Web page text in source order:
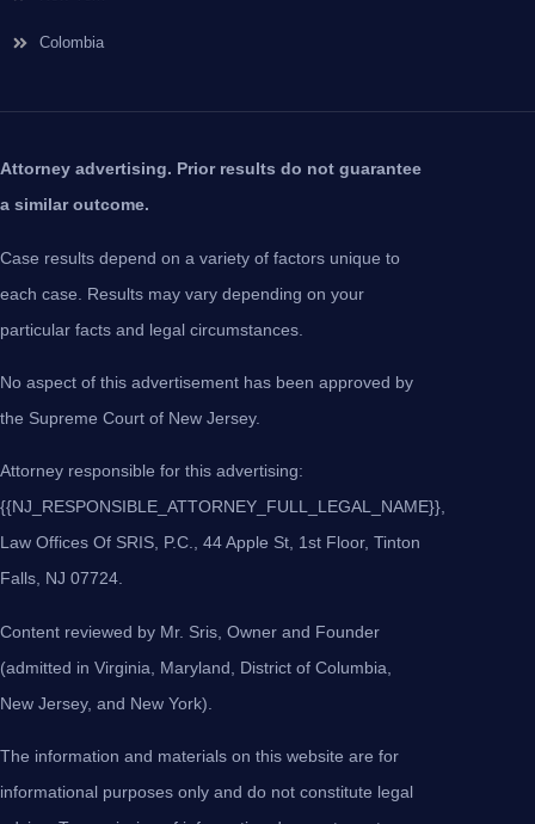
Colombia
Attorney advertising. Prior results do not guarantee
a similar outcome.
Case results depend on a variety of factors unique to
each case. Results may vary depending on your
particular facts and legal circumstances.
No aspect of this advertisement has been approved by
the Supreme Court of New Jersey.
Attorney responsible for this advertising:
{{NJ_RESPONSIBLE_ATTORNEY_FULL_LEGAL_NAME}},
Law Offices Of SRIS, P.C., 44 Apple St, 1st Floor, Tinton
Falls, NJ 07724.
Content reviewed by Mr. Sris, Owner and Founder
(admitted in Virginia, Maryland, District of Columbia,
New Jersey, and New York).
The information and materials on this website are for
informational purposes only and do not constitute legal